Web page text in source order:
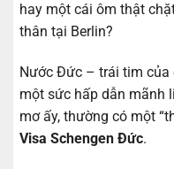
hay một cái ôm thật
thân tại Berlin?
Nước Đức – trái tim của
một sức hấp dẫn mãnh
mơ ấy, thường có một
Visa Schengen Đức.